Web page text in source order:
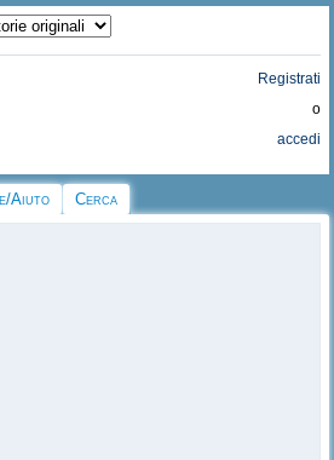
Registrati
o
accedi
Aiuto Cerca